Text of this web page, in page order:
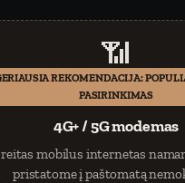
📶
REKOMENDACIJA:
PASIRINKIMAS
4G+ / 5G modemas
mobilus internetas
pristatome į paštomatą